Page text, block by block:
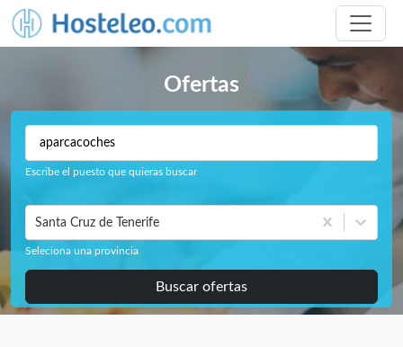
Ofertas
Escribe el puesto que quieras buscar
Santa Cruz de Tenerife
Seleciona una provincia
Buscar ofertas